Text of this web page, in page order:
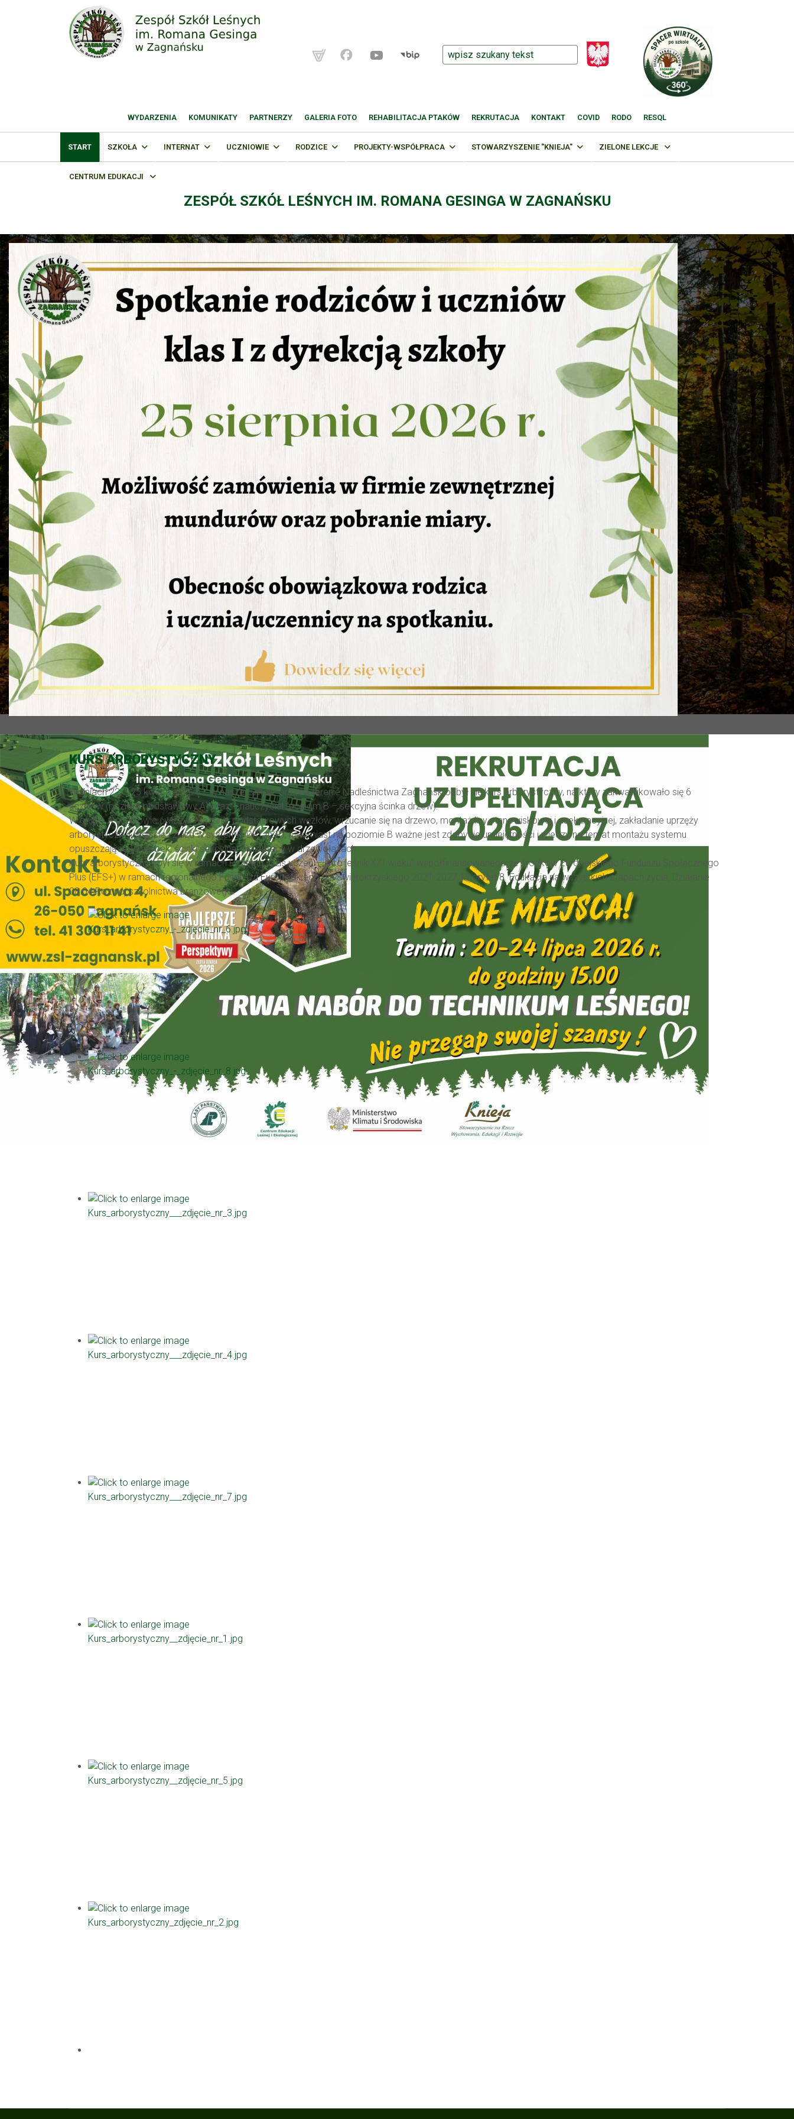
WYDARZENIA KOMUNIKATY PARTNERZY GALERIA FOTO REHABILITACJA PTAKÓW REKRUTACJA KONTAKT COVID RODO RESQL
START SZKOŁA INTERNAT UCZNIOWIE RODZICE PROJEKTY-WSPÓŁPRACA STOWARZYSZENIE "KNIEJA" ZIELONE LEKCJE
CENTRUM EDUKACJI
ZESPÓŁ SZKÓŁ LEŚNYCH IM. ROMANA GESINGA W ZAGNAŃSKU
KURS ARBORYSTYCZNY
W dniach 22 – 25 kwietnia 2025 r. w naszej szkole oraz na terenie Nadleśnictwa Zagnańsk odbył się kurs arborystyczny, na który zakwalifikowało się 6
uczniów (poziom podstawowy A) oraz 1 nauczyciel (poziom B – sekcyjna ścinka drzew).
W grupie A uczniowie ćwiczyli wiązanie podstawowych węzłów, wrzucanie się na drzewo, montaż liny stanowiskowej i asekuracyjnej, zakładanie uprzęży
arborystycznej, wejście i zjazd w systemie DRT i SRT, natomiast na poziomie B ważne jest zdobycie umiejętności i wiedzy na temat montażu systemu
opuszczającego urobek, ścinki sekcyjnej oraz pracy w drzewołazach.
Kurs arborystyczny obył się w ramach Projektu „Dziś uczeń – jutro leśnik XXI wieku” współfinansowanego ze środków Europejskiego Funduszu Społecznego
Plus (EFS+) w ramach regionalnego Funduszu Europejskiego dla Świętokrzyskiego 2021-2027, Priorytet 8. Edukacja na wszystkich etapach życia, Działanie
08.04 Rozwój szkolnictwa branżowego.